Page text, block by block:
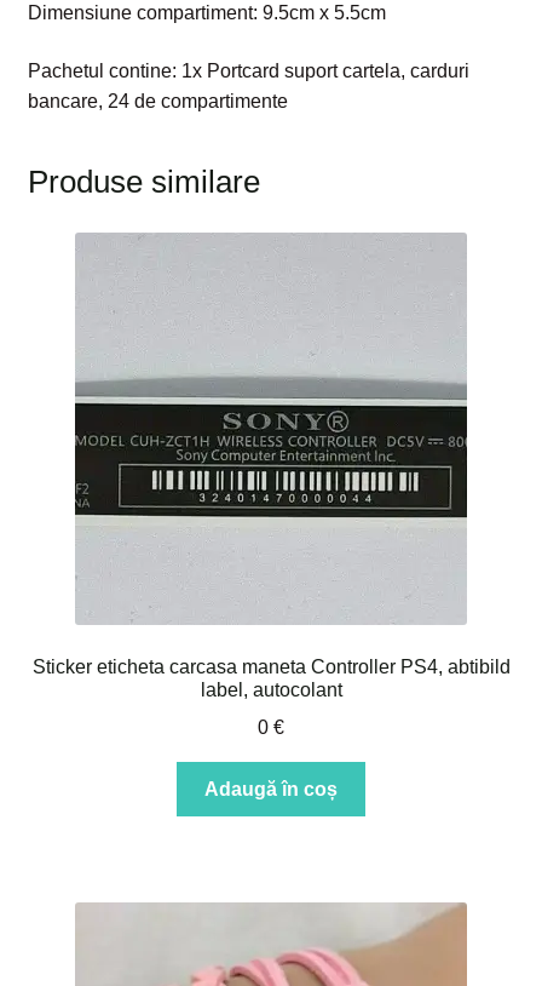
Dimensiune compartiment: 9.5cm x 5.5cm
Pachetul contine: 1x Portcard suport cartela, carduri
bancare, 24 de compartimente
Produse similare
Sticker eticheta carcasa maneta Controller PS4, abtibild
label, autocolant
0 €
Adaugă în coș